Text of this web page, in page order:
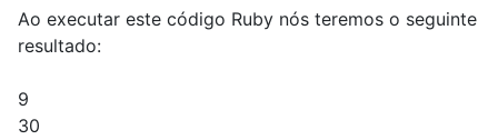
Ao executar este código Ruby nós teremos o seguinte
resultado:
9
30